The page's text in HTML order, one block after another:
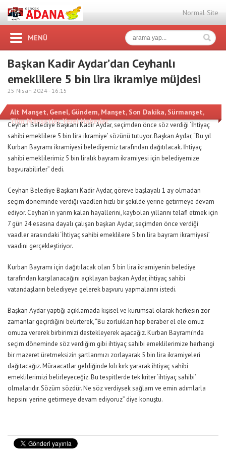
Normal Site
MENÜ
Başkan Kadir Aydar’dan Ceyhanlı
emeklilere 5 bin lira ikramiye müjdesi
25 Nisan 2024 - 16:15
Alt Manşet, Genel, Gündem, Manşet, Son Dakika, Sürmanşet,
Tüm Manşetler,Yerel Haberler
Ceyhan Belediye Başkanı Kadir Aydar, seçimden önce söz verdiği ‘İhtiyaç
sahibi emeklilere 5 bin lira ikramiye’ sözünü tutuyor. Başkan Aydar, “Bu yıl
Kurban Bayramı ikramiyesi belediyemiz tarafından dağıtılacak. İhtiyaç
sahibi emeklilerimiz 5 bin liralık bayram ikramiyesi için belediyemize
başvurabilirler” dedi.
Ceyhan Belediye Başkanı Kadir Aydar, göreve başlayalı 1 ay olmadan
seçim döneminde verdiği vaadleri hızlı bir şekilde yerine getirmeye devam
ediyor. Ceyhan’ın yarım kalan hayallerini, kaybolan yıllarını telafi etmek için
7 gün 24 esasına dayalı çalışan başkan Aydar, seçimden önce verdiği
vaadler arasındaki ‘İhtiyaç sahibi emeklilere 5 bin lira bayram ikramiyesi’
vaadini gerçekleştiriyor.
Kurban Bayramı için dağıtılacak olan 5 bin lira ikramiyenin belediye
tarafından karşılanacağını açıklayan başkan Aydar, ihtiyaç sahibi
vatandaşların belediyeye gelerek başvuru yapmalarını istedi.
Başkan Aydar yaptığı açıklamada kişisel ve kurumsal olarak herkesin zor
zamanlar geçirdiğini belirterek, “Bu zorlukları hep beraber el ele omuz
omuza vererek birbirimizi destekleyerek aşacağız. Kurban Bayramı’nda
seçim döneminde söz verdiğim gibi ihtiyaç sahibi emeklilerimize herhangi
bir mazeret üretmeksizin şartlarımızı zorlayarak 5 bin lira ikramiyeleri
dağıtacağız. Müraacatlar geldiğinde kılı kırk yararak ihtiyaç sahibi
emeklilerimizi belirleyeceğiz. Bu tespitlerde tek kriter ‘ihtiyaç sahibi’
olmalarıdır. Sözüm sözdür. Ne söz verdiysek sağlam ve emin adımlarla
hepsini yerine getirmeye devam ediyoruz” diye konuştu.